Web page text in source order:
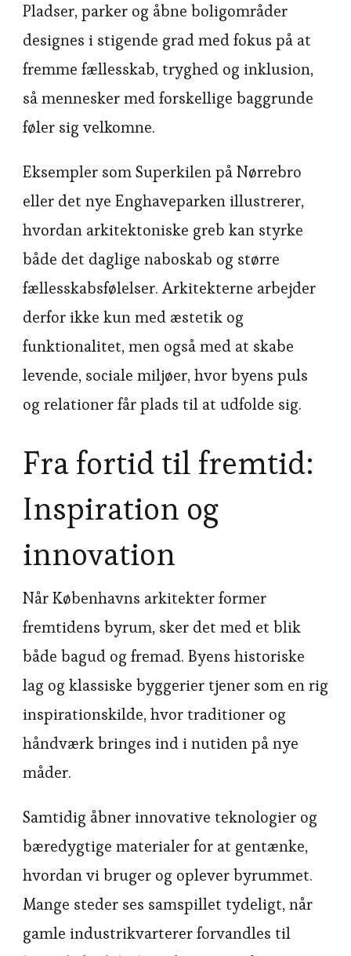
Pladser, parker og åbne boligområder
designes i stigende grad med fokus på at
fremme fællesskab, tryghed og inklusion,
så mennesker med forskellige baggrunde
føler sig velkomne.
Eksempler som Superkilen på Nørrebro
eller det nye Enghaveparken illustrerer,
hvordan arkitektoniske greb kan styrke
både det daglige naboskab og større
fællesskabsfølelser. Arkitekterne arbejder
derfor ikke kun med æstetik og
funktionalitet, men også med at skabe
levende, sociale miljøer, hvor byens puls
og relationer får plads til at udfolde sig.
Fra fortid til fremtid:
Inspiration og
innovation
Når Københavns arkitekter former
fremtidens byrum, sker det med et blik
både bagud og fremad. Byens historiske
lag og klassiske byggerier tjener som en rig
inspirationskilde, hvor traditioner og
håndværk bringes ind i nutiden på nye
måder.
Samtidig åbner innovative teknologier og
bæredygtige materialer for at gentænke,
hvordan vi bruger og oplever byrummet.
Mange steder ses samspillet tydeligt, når
gamle industrikvarterer forvandles til